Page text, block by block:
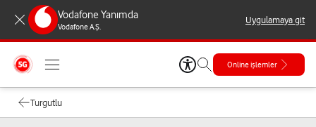
Vodafone Yanımda
Vodafone A.Ş.
Uygulamaya git
Online işlemler
Turgutlu